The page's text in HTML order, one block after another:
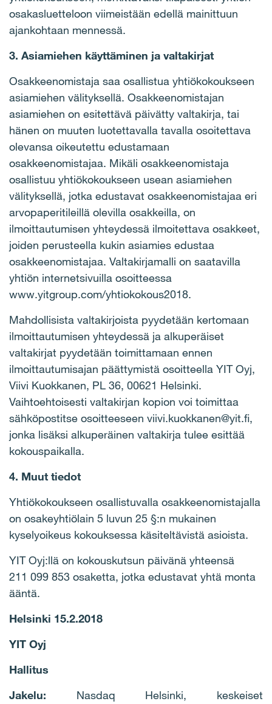
osakasluetteloon viimeistään edellä mainittuun
ajankohtaan mennessä.
3. Asiamiehen käyttäminen ja valtakirjat
Osakkeenomistaja saa osallistua yhtiökokoukseen
asiamiehen välityksellä. Osakkeenomistajan
asiamiehen on esitettävä päivätty valtakirja, tai
hänen on muuten luotettavalla tavalla osoitettava
olevansa oikeutettu edustamaan
osakkeenomistajaa. Mikäli osakkeenomistaja
osallistuu yhtiökokoukseen usean asiamiehen
välityksellä, jotka edustavat osakkeenomistajaa eri
arvopaperitileillä olevilla osakkeilla, on
ilmoittautumisen yhteydessä ilmoitettava osakkeet,
joiden perusteella kukin asiamies edustaa
osakkeenomistajaa. Valtakirjamalli on saatavilla
yhtiön internetsivuilla osoitteessa
www.yitgroup.com/yhtiokokous2018.
Mahdollisista valtakirjoista pyydetään kertomaan
ilmoittautumisen yhteydessä ja alkuperäiset
valtakirjat pyydetään toimittamaan ennen
ilmoittautumisajan päättymistä osoitteella YIT Oyj,
Viivi Kuokkanen, PL 36, 00621 Helsinki.
Vaihtoehtoisesti valtakirjan kopion voi toimittaa
sähköpostitse osoitteeseen viivi.kuokkanen@yit.fi,
jonka lisäksi alkuperäinen valtakirja tulee esittää
kokouspaikalla.
4. Muut tiedot
Yhtiökokoukseen osallistuvalla osakkeenomistajalla
on osakeyhtiölain 5 luvun 25 §:n mukainen
kyselyoikeus kokouksessa käsiteltävistä asioista.
YIT Oyj:llä on kokouskutsun päivänä yhteensä
211 099 853 osaketta, jotka edustavat yhtä monta
ääntä.
Helsinki 15.2.2018
YIT Oyj
Hallitus
Jakelu: Nasdaq Helsinki, keskeiset